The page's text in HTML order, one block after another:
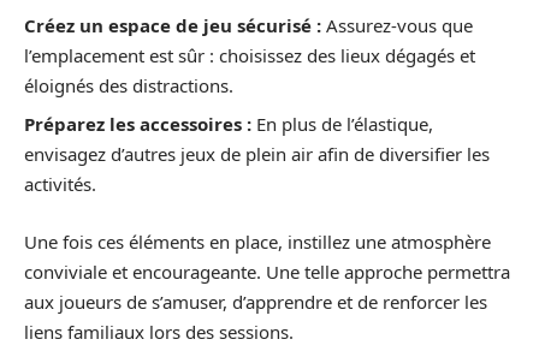
Créez un espace de jeu sécurisé : Assurez-vous que
l’emplacement est sûr : choisissez des lieux dégagés et
éloignés des distractions.
Préparez les accessoires : En plus de l’élastique,
envisagez d’autres jeux de plein air afin de diversifier les
activités.
Une fois ces éléments en place, instillez une atmosphère
conviviale et encourageante. Une telle approche permettra
aux joueurs de s’amuser, d’apprendre et de renforcer les
liens familiaux lors des sessions.